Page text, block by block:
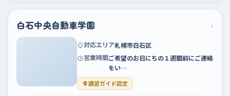
白石中央自動車学園 ›
対応エリア札幌市白石区
営業時間ご希望のお日にちの１週間前にご連絡
をい…
講習ガイド認定